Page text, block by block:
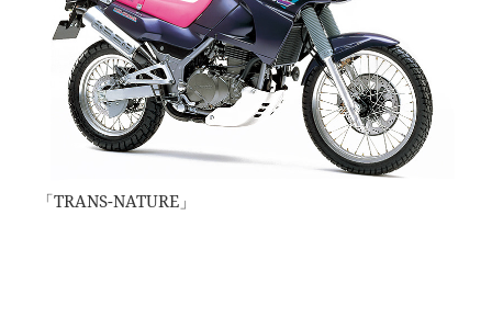
「TRANS-NATURE」